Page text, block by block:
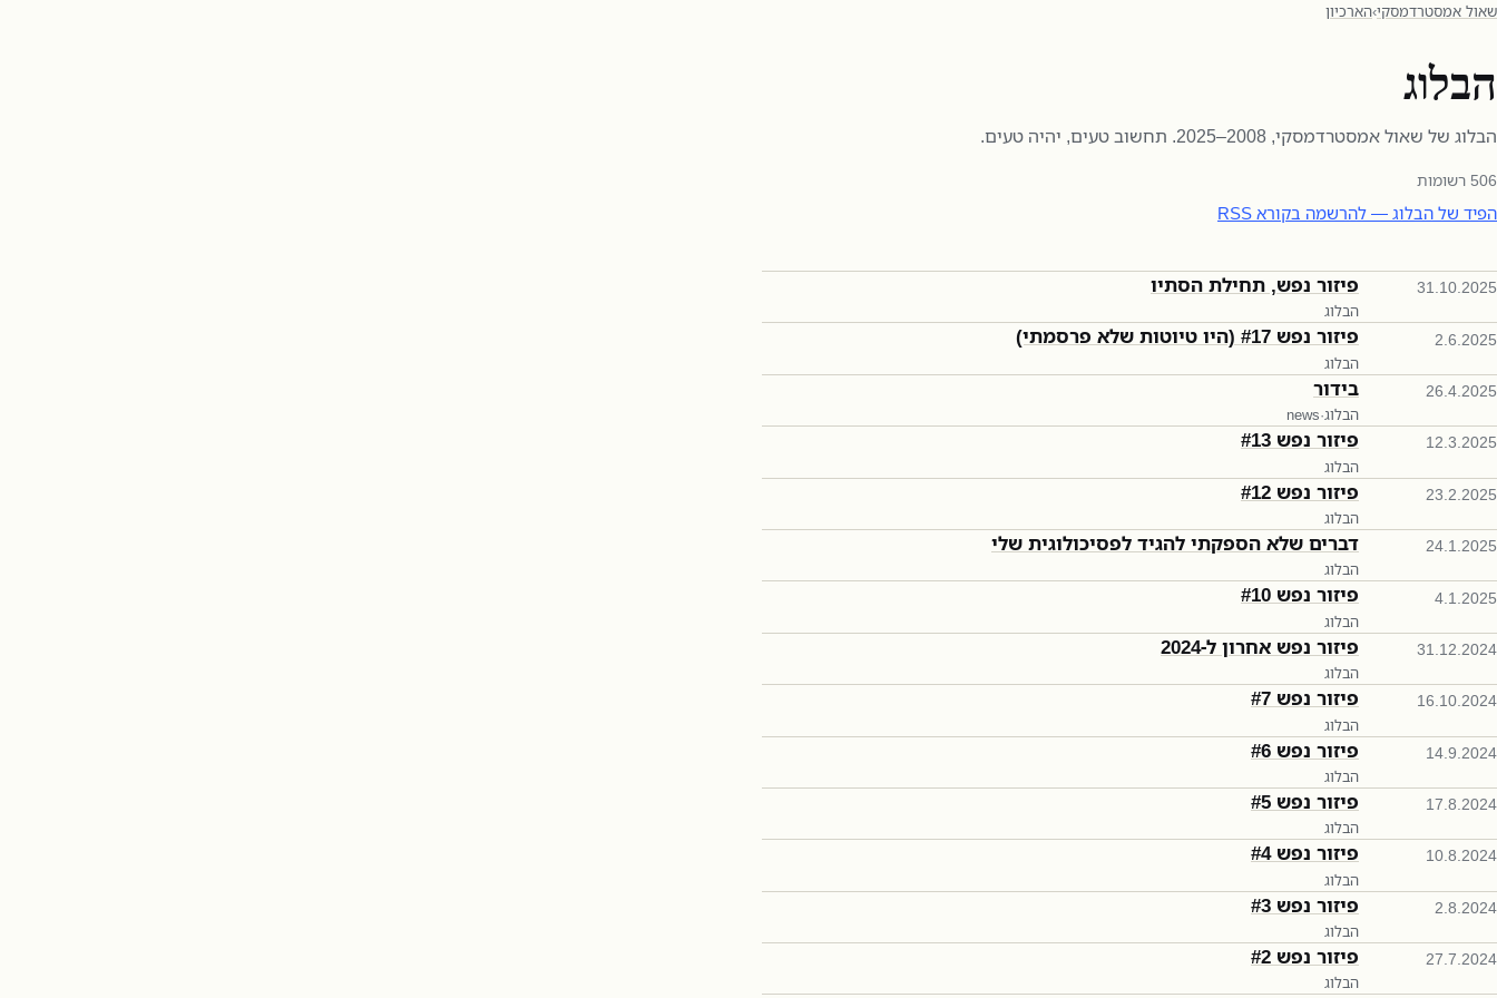
שאול אמסטרדמסקי›הארכיון
הבלוג
הבלוג של שאול אמסטרדמסקי, 2008–2025. תחשוב טעים, יהיה טעים.
506 רשומות
הפיד של הבלוג — להרשמה בקורא RSS
31.10.2025 פיזור נפש, תחילת הסתיו
הבלוג
2.6.2025 פיזור נפש #17 (היו טיוטות שלא פרסמתי)
הבלוג
26.4.2025 בידור
הבלוג·
news
12.3.2025 פיזור נפש #13
הבלוג
23.2.2025 פיזור נפש #12
הבלוג
24.1.2025 דברים שלא הספקתי להגיד לפסיכולוגית שלי
הבלוג
4.1.2025 פיזור נפש #10
הבלוג
31.12.2024 פיזור נפש אחרון ל-2024
הבלוג
16.10.2024 פיזור נפש #7
הבלוג
14.9.2024 פיזור נפש #6
הבלוג
17.8.2024 פיזור נפש #5
הבלוג
10.8.2024 פיזור נפש #4
הבלוג
2.8.2024 פיזור נפש #3
הבלוג
27.7.2024 פיזור נפש #2
הבלוג